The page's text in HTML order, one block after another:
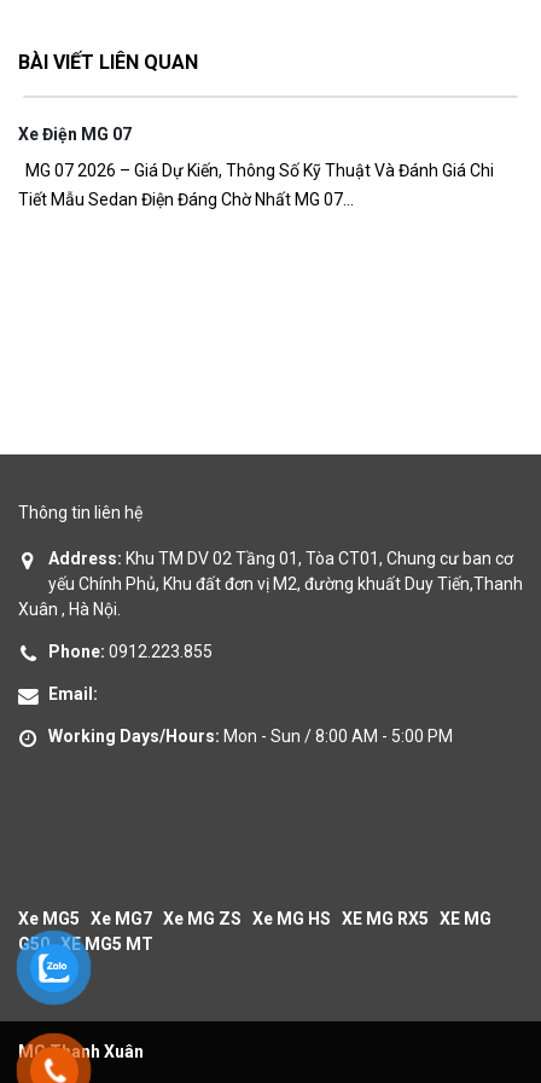
BÀI VIẾT LIÊN QUAN
07
– Giá Dự Kiến, Thông Số Kỹ Thuật Và Đánh Giá Chi
Sedan Điện Đáng Chờ Nhất MG 07...
Thông tin liên hệ
Address: Khu TM DV 02 Tầng 01, Tòa CT01, Chung cư ban cơ
yếu Chính Phủ, Khu đất đơn vị M2, đường khuất Duy Tiến,Thanh
Xuân , Hà Nội.
Phone: 0912.223.855
Email:
Working Days/Hours: Mon - Sun / 8:00 AM - 5:00 PM
Xe MG5 Xe MG7 Xe MG ZS Xe MG HS XE MG RX5
XE MG
G50 XE MG5 MT
MG Thanh Xuân